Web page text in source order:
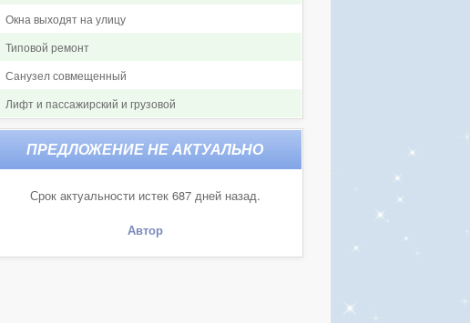
Окна выходят на улицу
Типовой ремонт
Санузел совмещенный
Лифт и пассажирский и грузовой
Срок актуальности истек 687 дней назад.
Автор